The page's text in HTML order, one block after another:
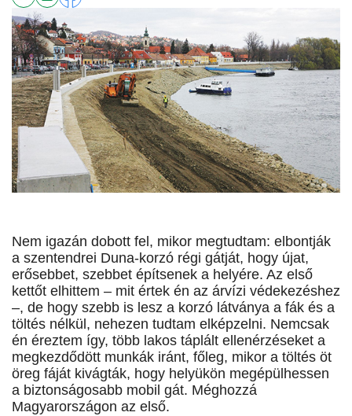
Nem igazán dobott fel, mikor megtudtam: elbontják
a szentendrei Duna-korzó régi gátját, hogy újat,
erősebbet, szebbet építsenek a helyére. Az első
kettőt elhittem – mit értek én az árvízi védekezéshez
–, de hogy szebb is lesz a korzó látványa a fák és a
töltés nélkül, nehezen tudtam elképzelni. Nemcsak
én éreztem így, több lakos táplált ellenérzéseket a
megkezdődött munkák iránt, főleg, mikor a töltés öt
öreg fáját kivágták, hogy helyükön megépülhessen
a biztonságosabb mobil gát. Méghozzá
Magyarországon az első.